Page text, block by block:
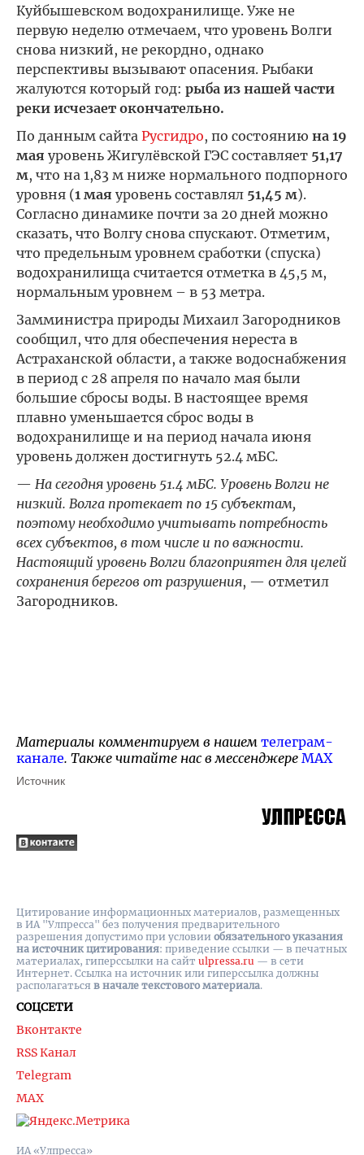
Куйбышевском водохранилище. Уже не
первую неделю отмечаем, что уровень Волги
снова низкий, не рекордно, однако
перспективы вызывают опасения. Рыбаки
жалуются который год: рыба из нашей части
реки исчезает окончательно.
По данным сайта Русгидро, по состоянию на 19
мая уровень Жигулёвской ГЭС составляет 51,17
м, что на 1,83 м ниже нормального подпорного
уровня (1 мая уровень составлял 51,45 м).
Согласно динамике почти за 20 дней можно
сказать, что Волгу снова спускают. Отметим,
что предельным уровнем сработки (спуска)
водохранилища считается отметка в 45,5 м,
нормальным уровнем – в 53 метра.
Замминистра природы Михаил Загородников
сообщил, что для обеспечения нереста в
Астраханской области, а также водоснабжения
в период с 28 апреля по начало мая были
большие сбросы воды. В настоящее время
плавно уменьшается сброс воды в
водохранилище и на период начала июня
уровень должен достигнуть 52.4 мБС.
— На сегодня уровень 51.4 мБС. Уровень Волги не
низкий. Волга протекает по 15 субъектам,
поэтому необходимо учитывать потребность
всех субъектов, в том числе и по важности.
Настоящий уровень Волги благоприятен для целей
сохранения берегов от разрушения, — отметил
Загородников.
Материалы комментируем в нашем телеграм-
канале. Также читайте нас в мессенджере MAX
Источник
ИА «Улпресса»
СОЦСЕТИ
Вконтакте
RSS Канал
Telegram
MAX
Цитирование информационных материалов, размещенных
в ИА "Улпресса" без получения предварительного
разрешения допустимо при условии обязательного указания
на источник цитирования: приведение ссылки — в печатных
материалах, гиперссылки на cайт ulpressa.ru — в сети
Интернет. Ссылка на источник или гиперссылка должны
располагаться в начале текстового материала.